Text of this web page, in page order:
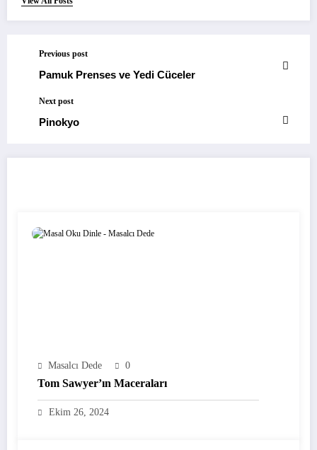
Previous post
Pamuk Prenses ve Yedi Cüceler
Next post
Pinokyo
Masalcı Dede 0
Tom Sawyer’ın Maceraları
Ekim 26, 2024